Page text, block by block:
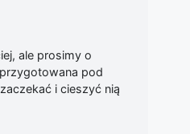
ale prosimy o
pod
i cieszyć nią